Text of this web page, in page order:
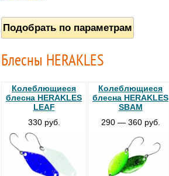
Подобрать по параметрам
Блесны HERAKLES
Колеблющиеся
блесна HERAKLES
LEAF
330 руб.
Колеблющиеся
блесна HERAKLES
SBAM
290 — 360 руб.